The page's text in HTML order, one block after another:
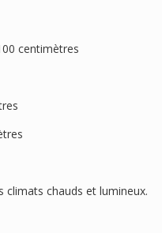
centimètres
climats chauds et lumineux.